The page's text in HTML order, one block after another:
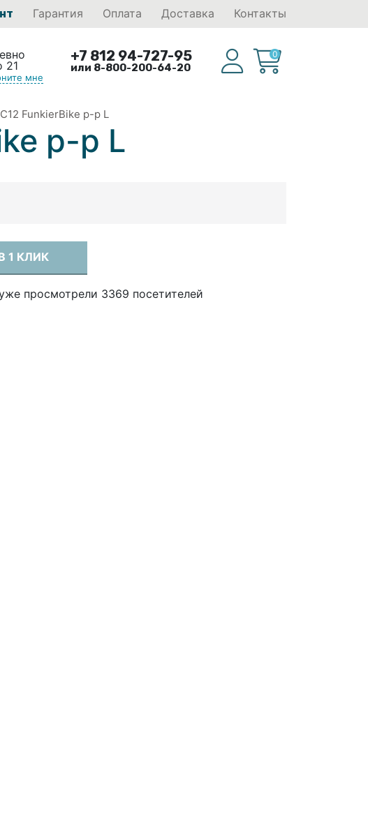
Гарантия Оплата Доставка Контакты
21
мне
+7 812 94-727-95
или 8-800-200-64-20
0
FunkierBike р-р L
р-р L
1 КЛИК
просмотрели 3369 посетителей